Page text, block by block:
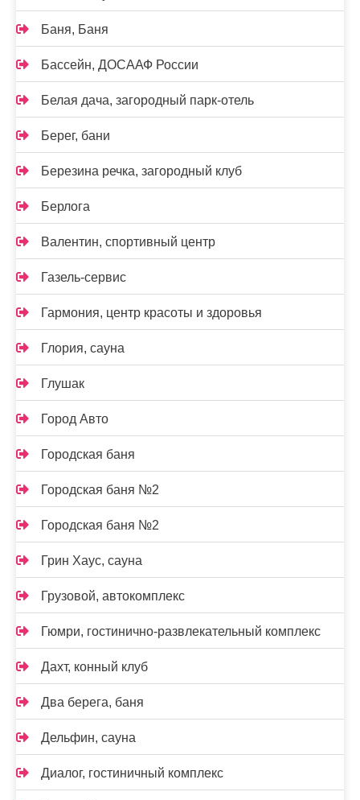
Баня, Баня
Бассейн, ДОСААФ России
Белая дача, загородный парк-отель
Берег, бани
Березина речка, загородный клуб
Берлога
Валентин, спортивный центр
Газель-сервис
Гармония, центр красоты и здоровья
Глория, сауна
Глушак
Город Авто
Городская баня
Городская баня №2
Городская баня №2
Грин Хаус, сауна
Грузовой, автокомплекс
Гюмри, гостинично-развлекательный комплекс
Дахт, конный клуб
Два берега, баня
Дельфин, сауна
Диалог, гостиничный комплекс